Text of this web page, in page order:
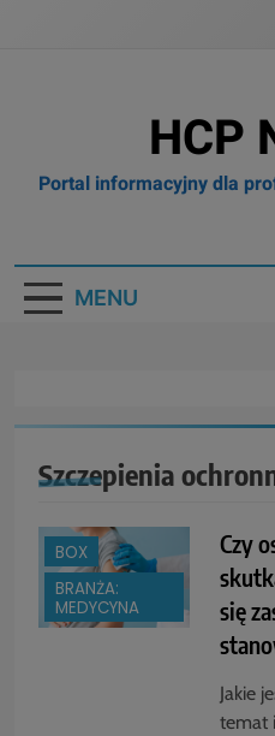
HCP
Portal informacyjny dla
MENU
Szczepienia
BOX
BRANŻA:
MEDYCYNA
Czy
się
Jakie
temat